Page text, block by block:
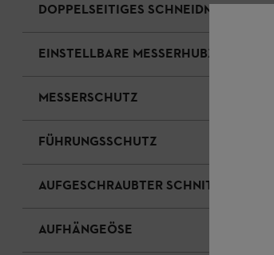
DOPPELSEITIGES SCHNEIDMESSER
EINSTELLBARE MESSERHUBZAHL
MESSERSCHUTZ
FÜHRUNGSSCHUTZ
AUFGESCHRAUBTER SCHNITTSCHUTZ
AUFHÄNGEÖSE